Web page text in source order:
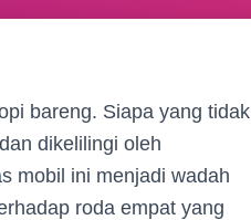
bareng. Siapa yang tidak
dikelilingi oleh
mobil ini menjadi wadah
roda empat yang